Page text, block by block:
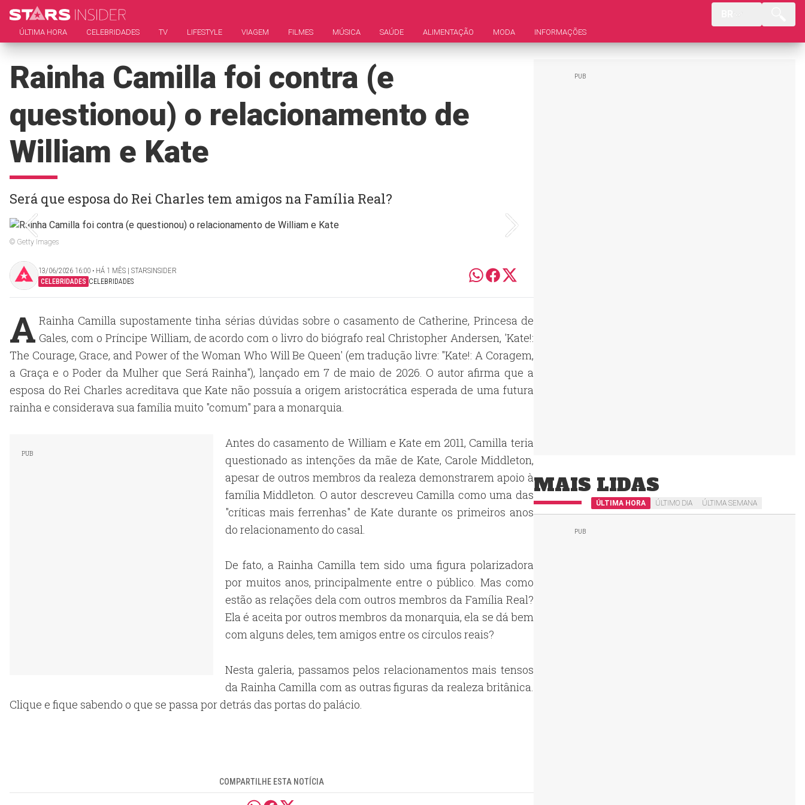
ÚLTIMA HORA CELEBRIDADES TV LIFESTYLE VIAGEM FILMES MÚSICA SAÚDE ALIMENTAÇÃO MODA INFORMAÇÕES
Rainha Camilla foi contra (e
questionou) o relacionamento de
William e Kate
Será que esposa do Rei Charles tem amigos na Família Real?
© Getty Images
13/06/2026 16:00 ‧ HÁ 1 MÊS | STARSINSIDER
CELEBRIDADES CELEBRIDADES
A Rainha Camilla supostamente tinha sérias dúvidas sobre o casamento de Catherine, Princesa de
Gales, com o Príncipe William, de acordo com o livro do biógrafo real Christopher Andersen, 'Kate!:
The Courage, Grace, and Power of the Woman Who Will Be Queen' (em tradução livre: "Kate!: A Coragem,
a Graça e o Poder da Mulher que Será Rainha"), lançado em 7 de maio de 2026. O autor afirma que a
esposa do Rei Charles acreditava que Kate não possuía a origem aristocrática esperada de uma futura
rainha e considerava sua família muito "comum" para a monarquia.
Antes do casamento de William e Kate em 2011, Camilla teria
questionado as intenções da mãe de Kate, Carole Middleton,
apesar de outros membros da realeza demonstrarem apoio à
família Middleton. O autor descreveu Camilla como uma das
"críticas mais ferrenhas" de Kate durante os primeiros anos
do relacionamento do casal.
De fato, a Rainha Camilla tem sido uma figura polarizadora
por muitos anos, principalmente entre o público. Mas como
estão as relações dela com outros membros da Família Real?
Ela é aceita por outros membros da monarquia, ela se dá bem
com alguns deles, tem amigos entre os círculos reais?
Nesta galeria, passamos pelos relacionamentos mais tensos
da Rainha Camilla com as outras figuras da realeza britânica.
Clique e fique sabendo o que se passa por detrás das portas do palácio.
COMPARTILHE ESTA NOTÍCIA
MAIS LIDAS
ÚLTIMA HORA ÚLTIMO DIA ÚLTIMA SEMANA